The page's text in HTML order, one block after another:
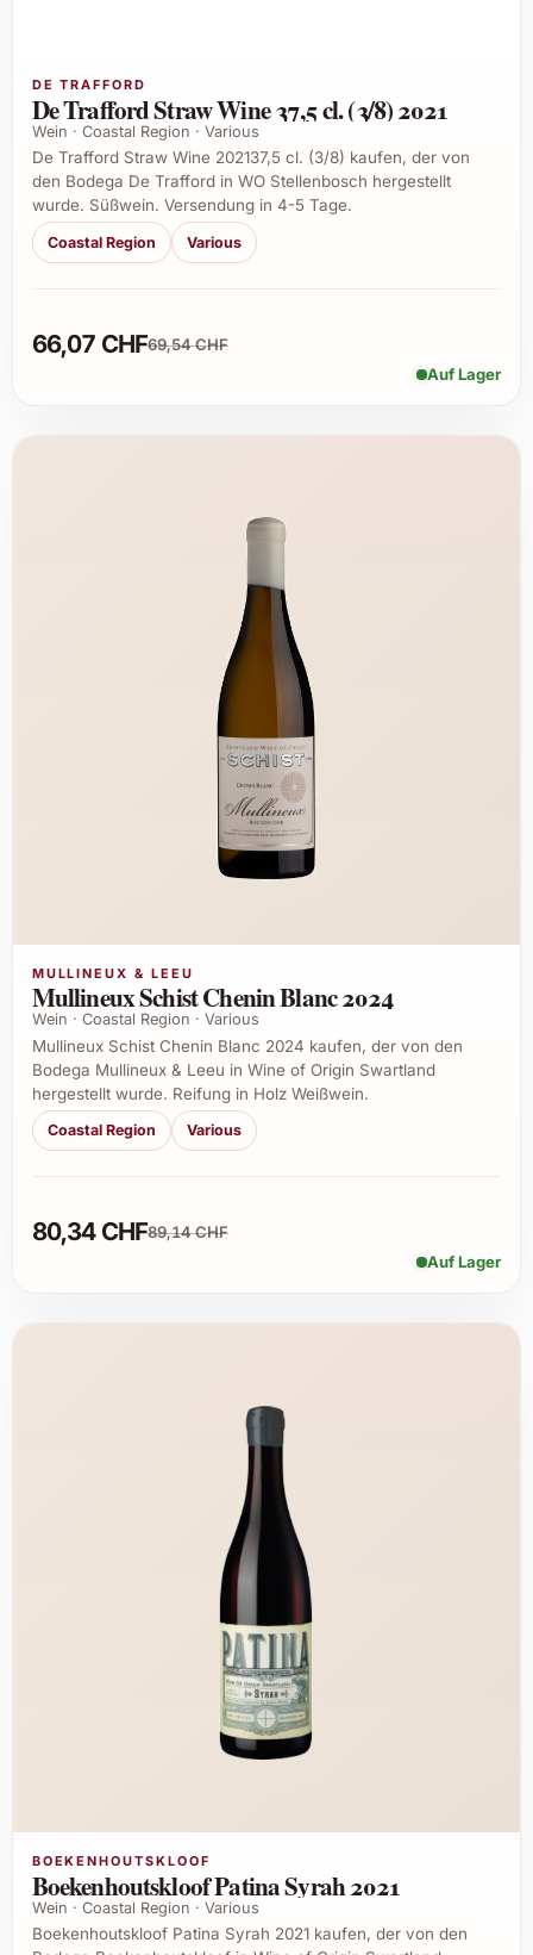
DE TRAFFORD
De Trafford Straw Wine 37,5 cl. (3/8) 2021
Wein · Coastal Region · Various
De Trafford Straw Wine 202137,5 cl. (3/8) kaufen, der von
den Bodega De Trafford in WO Stellenbosch hergestellt
wurde. Süßwein. Versendung in 4-5 Tage.
Coastal Region Various
66,07 CHF69,54 CHF
Auf Lager
MULLINEUX & LEEU
Mullineux Schist Chenin Blanc 2024
Wein · Coastal Region · Various
Mullineux Schist Chenin Blanc 2024 kaufen, der von den
Bodega Mullineux & Leeu in Wine of Origin Swartland
hergestellt wurde. Reifung in Holz Weißwein.
Coastal Region Various
80,34 CHF89,14 CHF
Auf Lager
BOEKENHOUTSKLOOF
Boekenhoutskloof Patina Syrah 2021
Wein · Coastal Region · Various
Boekenhoutskloof Patina Syrah 2021 kaufen, der von den